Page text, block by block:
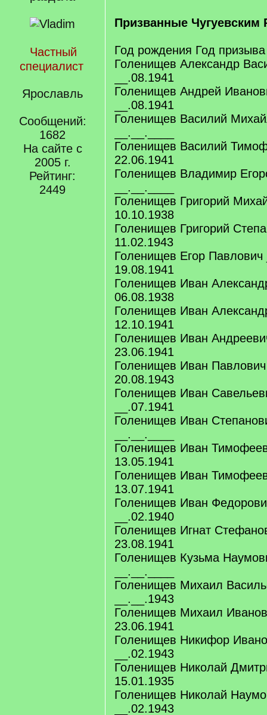
Частный
специалист
Ярославль
Сообщений:
1682
На сайте с
2005 г.
Рейтинг:
2449
Призванные Чугуевским
Год рождения Год призыва
Голенищев Александр
__.08.1941
Голенищев Андрей
__.08.1941
Голенищев Василий
__.__.____
Голенищев Василий
22.06.1941
Голенищев Владимир
__.__.____
Голенищев Григорий
10.10.1938
Голенищев Григорий
11.02.1943
Голенищев Егор Павлович
19.08.1941
Голенищев Иван
06.08.1938
Голенищев Иван
12.10.1941
Голенищев Иван
23.06.1941
Голенищев Иван
20.08.1943
Голенищев Иван
__.07.1941
Голенищев Иван
__.__.____
Голенищев Иван
13.05.1941
Голенищев Иван
13.07.1941
Голенищев Иван
__.02.1940
Голенищев Игнат
23.08.1941
Голенищев Кузьма
__.__.____
Голенищев Михаил
__.__.1943
Голенищев Михаил
23.06.1941
Голенищев Никифор
__.02.1943
Голенищев Николай
15.01.1935
Голенищев Николай
__.02.1943